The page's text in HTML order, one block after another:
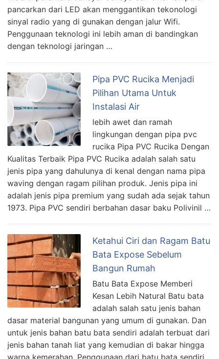
pancarkan dari LED akan menggantikan tekonologi
sinyal radio yang di gunakan dengan jalur Wifi.
Penggunaan teknologi ini lebih aman di bandingkan
dengan teknologi jaringan …
Pipa PVC Rucika Menjadi
Pilihan Utama Untuk
Instalasi Air
lebih awet dan ramah
lingkungan dengan pipa pvc
rucika Pipa PVC Rucika Dengan
Kualitas Terbaik Pipa PVC Rucika adalah salah satu
jenis pipa yang dahulunya di kenal dengan nama pipa
waving dengan ragam pilihan produk. Jenis pipa ini
adalah jenis pipa premium yang sudah ada sejak tahun
1973. Pipa PVC sendiri berbahan dasar baku Polivinil …
Ketahui Ciri dan Ragam Batu
Bata Expose Sebelum
Bangun Rumah
Batu Bata Expose Memberi
Kesan Lebih Natural Batu bata
adalah salah satu jenis bahan
dasar material bangunan yang umum di gunakan. Dan
untuk jenis bahan batu bata sendiri adalah terbuat dari
jenis bahan tanah liat yang kemudian di bakar hingga